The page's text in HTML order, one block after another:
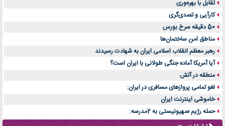
تقابل با بهره‌وری
کارآیی و تصدی‌گری
50 دقیقه سرخ بورس
مناطق امن ساختمان‌ها
رهبر معظم انقلاب اسلامی ایران به شهادت رسیدند
آیا آمریکا آماده جنگی طولانی با ایران است؟
منطقه در آتش
لغو تمامی پروازهای مسافری در ایران:
خاموشی اینترنت ایران
حمله رژیم صهیونیستی به 2مدرسه: